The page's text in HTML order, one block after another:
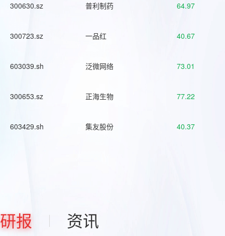
300630.sz 普利制药 64.97
300723.sz 一品红 40.67
603039.sh 泛微网络 73.01
300653.sz 正海生物 77.22
603429.sh 集友股份 40.37
研报 资讯